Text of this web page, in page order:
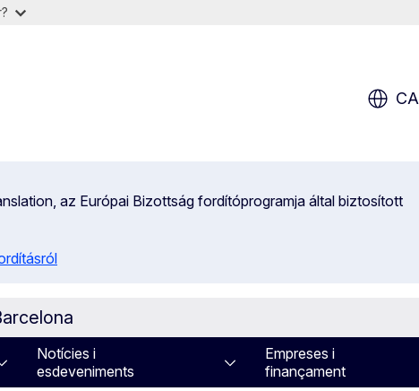
CA
az Európai Bizottság fordítóprogramja által biztosított
Notícies i
esdeveniments
Empreses i
finançament